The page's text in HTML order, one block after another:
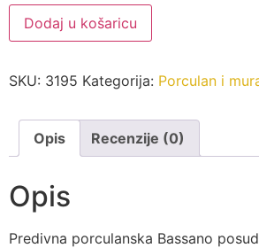
Porculanska
Bassano
posuda
Dodaj u košaricu
SKU: 3195 Kategorija: Porculan i
Opis Recenzije (0)
Opis
Predivna porculanska Bassano